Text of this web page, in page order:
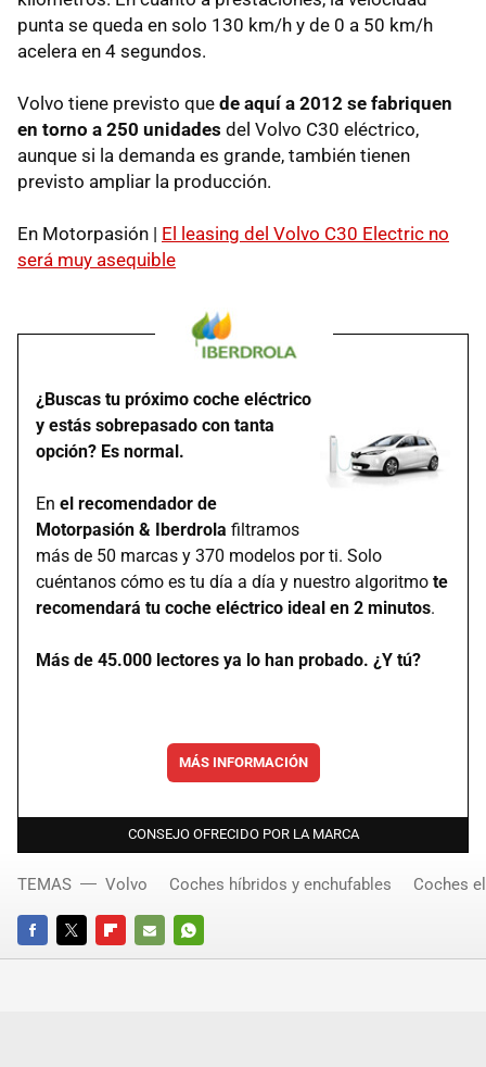
punta se queda en solo 130 km/h y de 0 a 50 km/h
acelera en 4 segundos.
Volvo tiene previsto que de aquí a 2012 se fabriquen
en torno a 250 unidades del Volvo C30 eléctrico,
aunque si la demanda es grande, también tienen
previsto ampliar la producción.
En Motorpasión | El leasing del Volvo C30 Electric no
será muy asequible
¿Buscas tu próximo coche eléctrico
y estás sobrepasado con tanta
opción? Es normal.
En el recomendador de
Motorpasión & Iberdrola filtramos
más de 50 marcas y 370 modelos por ti. Solo
cuéntanos cómo es tu día a día y nuestro algoritmo te
recomendará tu coche eléctrico ideal en 2 minutos.
Más de 45.000 lectores ya lo han probado. ¿Y tú?
MÁS INFORMACIÓN
CONSEJO OFRECIDO POR LA MARCA
FACEBOOKTWITTERFLIPBOARD
E-
WHATSAPP
TEMAS Volvo Coches híbridos y enchufables Coches